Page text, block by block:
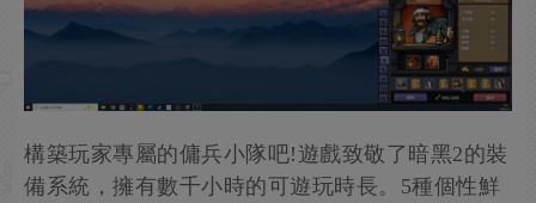
構築玩家專屬的傭兵小隊吧!遊戲致敬了暗黑2的裝
備系統，擁有數千小時的可遊玩時長。5種個性鮮